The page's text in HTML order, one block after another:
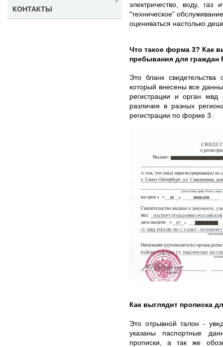
электричество, воду, газ
"техническое"
оцениваться настолько
Что такое форма 3? Как
пребывания для граждан
Это бланк
который внесены все
регистрации и орган мвд
различия в разных
регистрации по форме 3.
Как выглядит прописка
Это отрывной талон -
указаны паспортные
прописки, а так же
КОНТАКТЫ